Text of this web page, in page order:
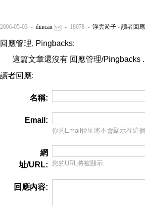
2006-05-03 - duncan - 18078 - 浮雲遊子 - 讀者回應
回應管理, Pingbacks:
這篇文章還沒有 回應管理/Pingbacks
讀者回應:
名稱:
Email:
你的Email位址將不會顯示在這
網
址/URL: 您的URL將被顯示.
回應內容: